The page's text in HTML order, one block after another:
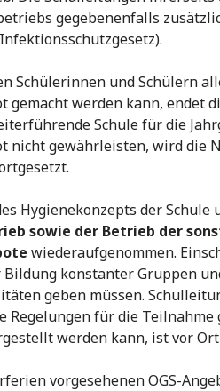
gegebenenfalls
Schülerinnen und Schülern
gemacht werden kann, endet
Schule für die
nicht gewährleisten, wird die
Hygienekonzepts der
sowie der Betrieb der
wiederaufgenommen.
konstanter Gruppen
geben müssen.
Regelungen für die
werden kann, ist vor
vorgesehenen OGS-